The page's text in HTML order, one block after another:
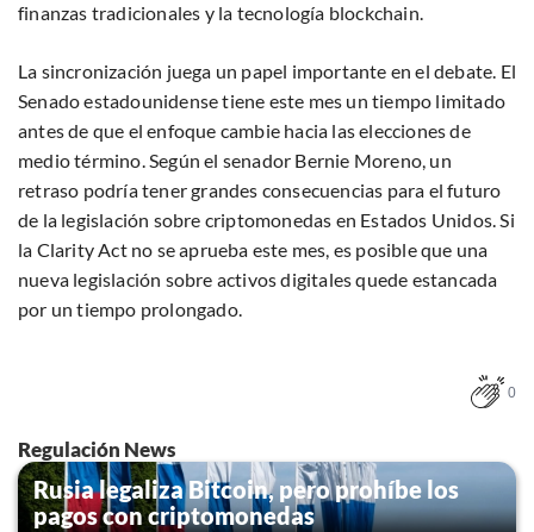
finanzas tradicionales y la tecnología blockchain.
La sincronización juega un papel importante en el debate. El
Senado estadounidense tiene este mes un tiempo limitado
antes de que el enfoque cambie hacia las elecciones de
medio término. Según el senador Bernie Moreno, un
retraso podría tener grandes consecuencias para el futuro
de la legislación sobre criptomonedas en Estados Unidos. Si
la Clarity Act no se aprueba este mes, es posible que una
nueva legislación sobre activos digitales quede estancada
por un tiempo prolongado.
0
Regulación News
Rusia legaliza Bitcoin, pero prohíbe los
pagos con criptomonedas